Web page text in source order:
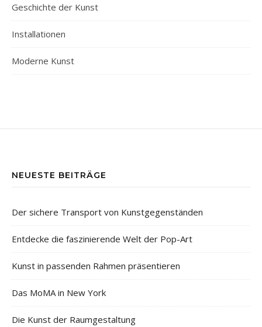
Geschichte der Kunst
Installationen
Moderne Kunst
NEUESTE BEITRÄGE
Der sichere Transport von Kunstgegenständen
Entdecke die faszinierende Welt der Pop-Art
Kunst in passenden Rahmen präsentieren
Das MoMA in New York
Die Kunst der Raumgestaltung